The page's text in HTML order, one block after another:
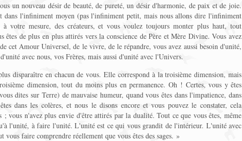
un nouveau désir de beauté, de pureté, un désir d'harmonie, de paix et de joie.
dans l'infiniment moyen (pas l'infiniment petit, mais nous allons dire l'infiniment
à votre mesure, des créateurs, et vous voulez toujours monter plus haut, tout
êtes de plus en plus attirés vers la conscience de Père et Mère Divine. Vous avez
cet Amour Universel, de le vivre, de le répandre, vous avez aussi besoin d'unité,
avec nous, vos Frères, mais aussi d'unité avec l'Univers.
disparaître en chacun de vous. Elle correspond à la troisième dimension, mais
dimension, tout du moins plus en permanence. Oh ! Certes, vous y êtes
dites sur Terre) de mauvaise humeur, quand vous êtes dans l'impatience, dans
dans les colères, et nous le disons encore et vous pouvez le constater, cela
; vous n'avez plus envie d'être attirés par la dualité. Tout ce que vous êtes, même
l'unité, à faire l'unité. L'unité est ce qui vous grandit de l'intérieur. L'unité avec
vous faire comprendre réellement que vous êtes des sages. »